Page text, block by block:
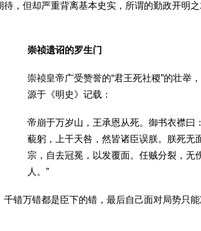
，但却严重背离基本史实，所谓的勤政开明
崇祯遗诏的罗生门
崇祯皇帝广受赞誉的“君王死社稷”的壮举
源于《明史》记载：
帝崩于万岁山，王承恩从死。御书衣襟曰
藐躬，上干天咎，然皆诸臣误朕。朕死无
宗，自去冠冕，以发覆面。任贼分裂，无
人。”
错万错都是臣下的错，最后自己面对局势只能